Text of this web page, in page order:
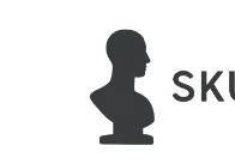
springen